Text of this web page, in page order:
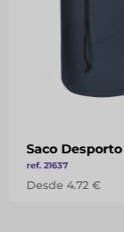
Saco
ref. 21637
Desde 4.72 €